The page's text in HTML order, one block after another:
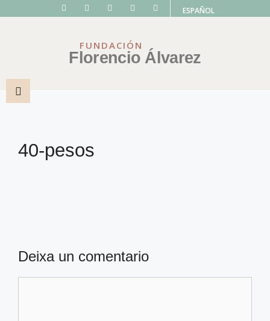
ESPAÑOL
FUNDACIÓN
Florencio Álvarez
40-pesos
Deixa un comentario